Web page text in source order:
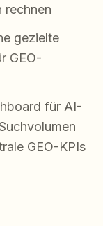
rechnen
gezielte
GEO-
für AI-
GEO-KPIs